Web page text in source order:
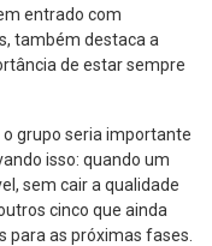
entrado com
também destaca a
de estar sempre
o grupo seria importante
isso: quando um
sem cair a qualidade
cinco que ainda
as próximas fases.